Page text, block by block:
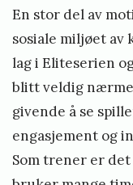
En stor del av
sosiale miljøet av
lag i Eliteserien
blitt veldig
givende å se
engasjement og
Som trener er